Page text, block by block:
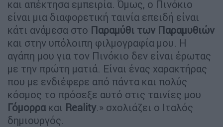
και απέκτησα εμπειρία. Όμως, ο Πινόκιο
είναι μια διαφορετική ταινία επειδή είναι
κάτι ανάμεσα στο Παραμύθι των Παραμυθιών
και στην υπόλοιπη φιλμογραφία μου. Η
αγάπη μου για τον Πινόκιο δεν είναι έρωτας
με την πρώτη ματιά. Είναι ένας χαρακτήρας
που με ενδιέφερε από πάντα και πολύς
κόσμος το πρόσεξε αυτό στις ταινίες μου
Γόμορρα και Reality.» σχολιάζει ο Ιταλός
δημιουργός.